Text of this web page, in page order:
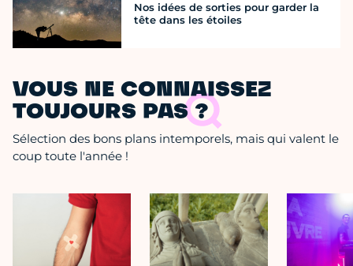
Nos idées de sorties pour garder la
tête dans les étoiles
VOUS NE CONNAISSEZ
TOUJOURS PAS ?
Sélection des bons plans intemporels, mais qui valent le
coup toute l'année !